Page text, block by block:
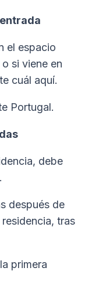
el espacio
si viene en
cuál aquí.
Portugal.
debe
después de
tras
primera